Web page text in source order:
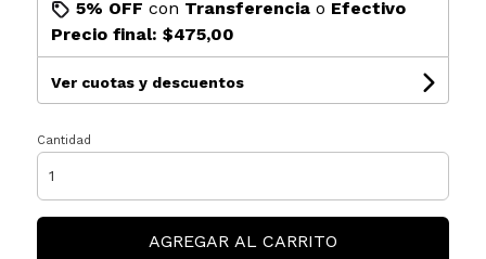
5% OFF con Transferenciao Efectivo
Precio final: $475,00
Ver cuotas y descuentos
Cantidad
AGREGAR AL CARRITO